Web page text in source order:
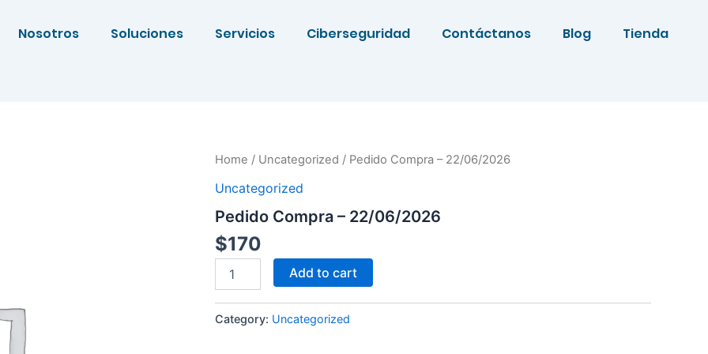
Nosotros Soluciones Servicios Ciberseguridad Contáctanos Blog Tienda
Home / Uncategorized / Pedido Compra – 22/06/2026
Uncategorized
Pedido Compra – 22/06/2026
$170
Pedido
-
quantity
Add to cart
Category: Uncategorized